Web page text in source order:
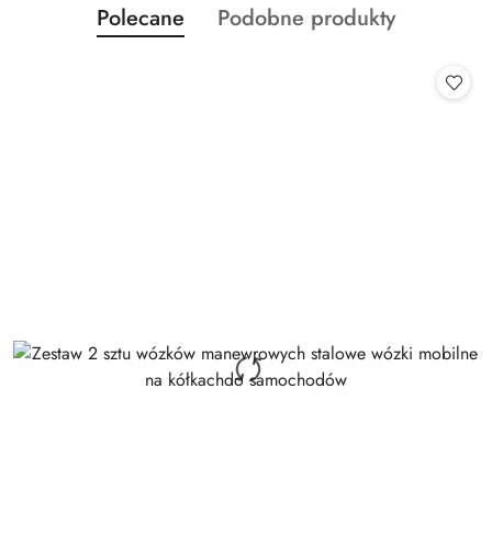
Pomiń karuzelę produktów
Produkty
o
Polecane
Produkty
Podobne produkty